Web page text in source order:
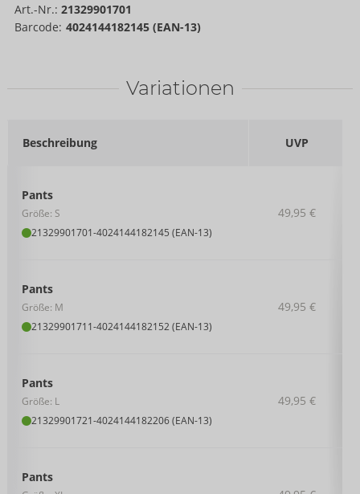
Art.-Nr.: 21329901701
Barcode: 4024144182145 (EAN-13)
Variationen
Beschreibung UVP
Pants
Größe: S
21329901701-4024144182145 (EAN-13)
49,95 €
Pants
Größe: M
21329901711-4024144182152 (EAN-13)
49,95 €
Pants
Größe: L
21329901721-4024144182206 (EAN-13)
49,95 €
Pants